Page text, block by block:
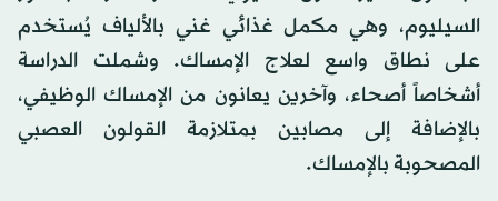
السيليوم، وهي مكمل غذائي غني بالألياف يُستخدم
على نطاق واسع لعلاج الإمساك. وشملت الدراسة
أشخاصاً أصحاء، وآخرين يعانون من الإمساك الوظيفي،
بالإضافة إلى مصابين بمتلازمة القولون العصبي
المصحوبة بالإمساك.